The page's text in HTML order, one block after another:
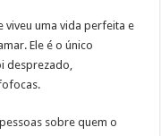
viveu uma vida perfeita e
Ele é o único
desprezado,
sobre quem o